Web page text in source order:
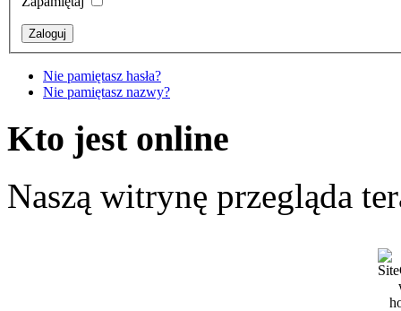
Nie pamiętasz hasła?
Nie pamiętasz nazwy?
Kto jest online
Naszą witrynę przegląda